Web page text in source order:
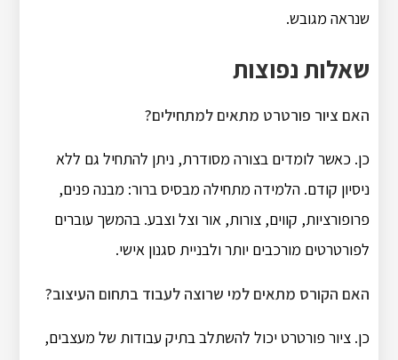
שנראה מגובש.
שאלות נפוצות
האם ציור פורטרט מתאים למתחילים?
כן. כאשר לומדים בצורה מסודרת, ניתן להתחיל גם ללא
ניסיון קודם. הלמידה מתחילה מבסיס ברור: מבנה פנים,
פרופורציות, קווים, צורות, אור וצל וצבע. בהמשך עוברים
לפורטרטים מורכבים יותר ולבניית סגנון אישי.
האם הקורס מתאים למי שרוצה לעבוד בתחום העיצוב?
כן. ציור פורטרט יכול להשתלב בתיק עבודות של מעצבים,